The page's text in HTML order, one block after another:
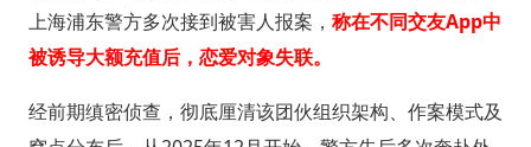
上海浦东警方多次接到被害人报案， 称在不同交友App中
被诱导大额充值后，恋爱对象失联。
经前期缜密侦查，彻底厘清该团伙组织架构、作案模式及